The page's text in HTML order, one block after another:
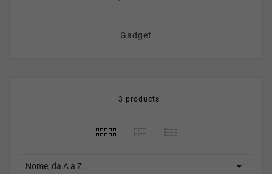
Gadget
3 products
Nome, da A a Z 